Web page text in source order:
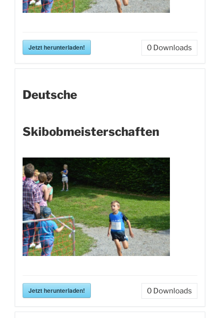
Jetzt herunterladen! 0 Downloads
Deutsche
Skibobmeisterschaften
Jetzt herunterladen! 0 Downloads